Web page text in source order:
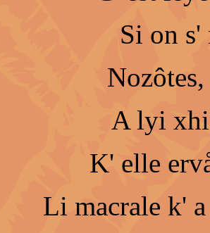
Si on s'
A lyi
K' elle
Li macrale k'